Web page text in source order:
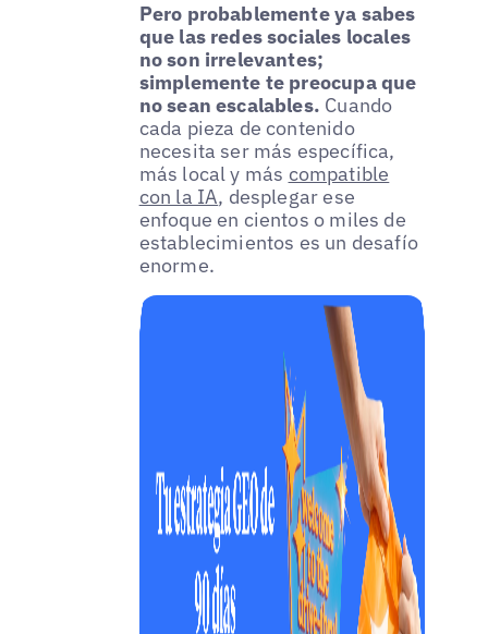
Pero probablemente ya sabes
que las redes sociales locales
no son irrelevantes;
simplemente te preocupa que
no sean escalables. Cuando
cada pieza de contenido
necesita ser más específica,
más local y más compatible
con la IA, desplegar ese
enfoque en cientos o miles de
establecimientos es un desafío
enorme.